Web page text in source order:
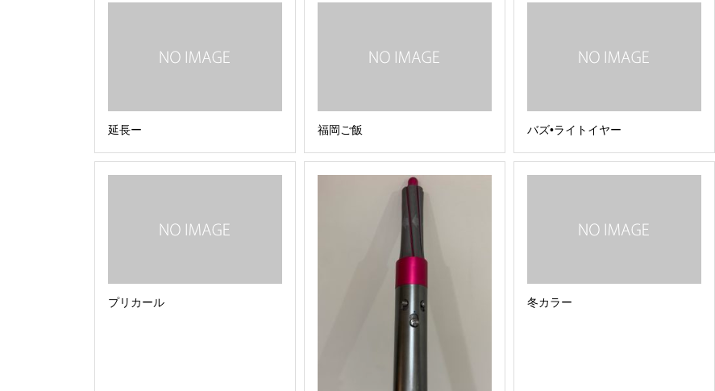
延長ー 福岡ご飯 バズ•ライトイヤー
プリカール 冬カラー